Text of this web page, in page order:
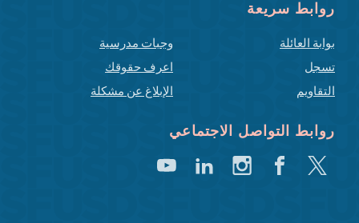
روابط سريعة
بوابة العائلة
تسجل
التقاويم
وجبات مدرسية
اعرف حقوقك
الإبلاغ عن مشكلة
روابط التواصل الاجتماعي
تغريد فيسبوكانستغراملينكد
يوتيوب